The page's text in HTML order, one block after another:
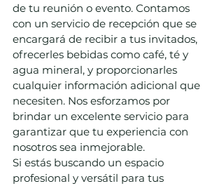
de tu reunión o evento. Contamos
con un servicio de recepción que se
encargará de recibir a tus invitados,
ofrecerles bebidas como café, té y
agua mineral, y proporcionarles
cualquier información adicional que
necesiten. Nos esforzamos por
brindar un excelente servicio para
garantizar que tu experiencia con
nosotros sea inmejorable.
Si estás buscando un espacio
profesional y versátil para tus